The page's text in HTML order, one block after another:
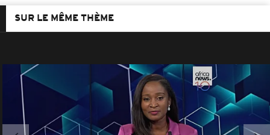
SUR LE MÊME THÈME